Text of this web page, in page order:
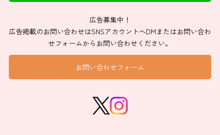
広告募集中！
広告掲載のお問い合わせはSNSアカウントへDMまたはお問い合わ
せフォームからお問い合わせください。
お問い合わせフォーム